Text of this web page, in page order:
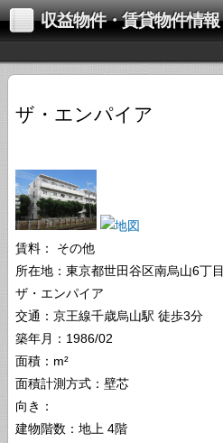
収益物件・賃貸物件情報
ザ・エンパイア
賃料： その他
所在地：東京都世田谷区南烏山6丁目
ザ・エンパイア
交通：京王線千歳烏山駅 徒歩3分
築年月：1986/02
面積：m²
面積計測方式：壁芯
向き：
建物階数：地上 4階